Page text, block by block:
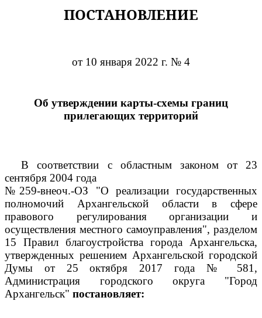
ПОСТАНОВЛЕНИЕ
от 10 января 2022 г. № 4
Об утверждении карты-схемы границ
прилегающих территорий
В соответствии с областным законом от 23
сентября 2004 года
№259-внеоч.-ОЗ "О реализации государственных
полномочий Архангельской области в сфере
правового регулирования организации и
осуществления местного самоуправления", разделом
15 Правил благоустройства города Архангельска,
утвержденных решением Архангельской городской
Думы от 25 октября 2017 года № 581,
Администрация городского округа "Город
Архангельск" постановляет: